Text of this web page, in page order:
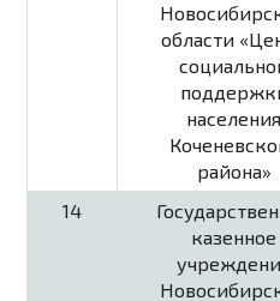
области
населения
района»
14
казенное